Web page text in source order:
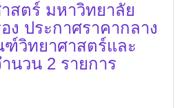
สตร์ มหาวิทยาลัย
อง ประกาศราคากลาง
วิทยาศาสตร์และ
นวน 2 รายการ